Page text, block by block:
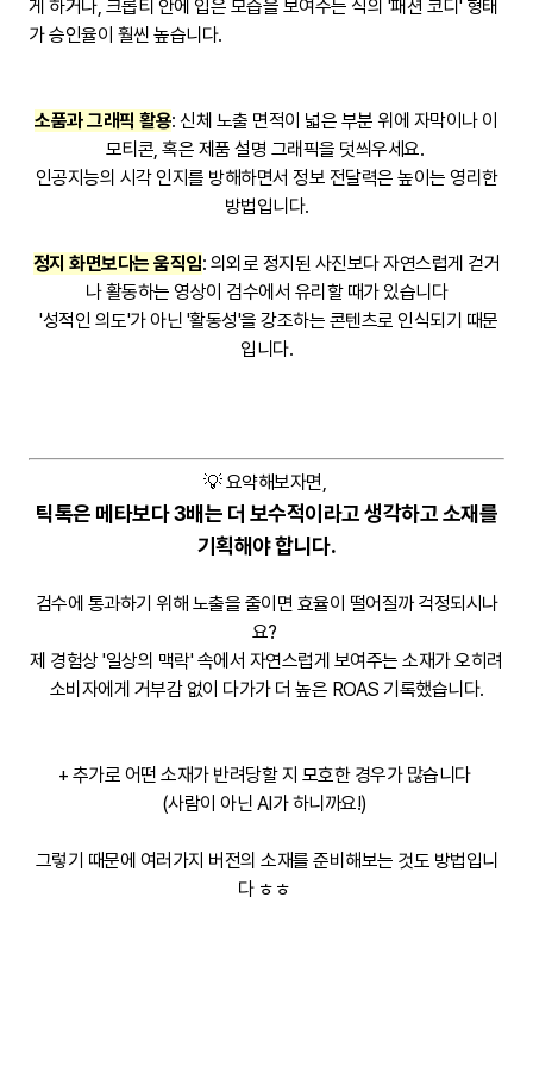
게 하거나, 크롭티 안에 입은 모습을 보여주는 식의 '패션 코디' 형태
가 승인율이 훨씬 높습니다.
소품과 그래픽 활용: 신체 노출 면적이 넓은 부분 위에 자막이나 이
모티콘, 혹은 제품 설명 그래픽을 덧씌우세요.
인공지능의 시각 인지를 방해하면서 정보 전달력은 높이는 영리한
방법입니다.
정지 화면보다는 움직임: 의외로 정지된 사진보다 자연스럽게 걷거
나 활동하는 영상이 검수에서 유리할 때가 있습니다
'성적인 의도'가 아닌 '활동성'을 강조하는 콘텐츠로 인식되기 때문
입니다.
💡 요약해보자면,
틱톡은 메타보다 3배는 더 보수적이라고 생각하고 소재를
기획해야 합니다.
검수에 통과하기 위해 노출을 줄이면 효율이 떨어질까 걱정되시나
요?
제 경험상 '일상의 맥락' 속에서 자연스럽게 보여주는 소재가 오히려
소비자에게 거부감 없이 다가가 더 높은 ROAS 기록했습니다.
+ 추가로 어떤 소재가 반려당할 지 모호한 경우가 많습니다
(사람이 아닌 AI가 하니까요!)
그렇기 때문에 여러가지 버전의 소재를 준비해보는 것도 방법입니
다 ㅎㅎ